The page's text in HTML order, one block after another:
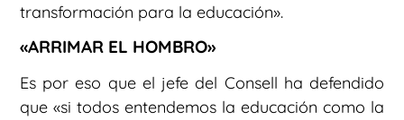
transformación para la educación».
«ARRIMAR EL HOMBRO»
Es por eso que el jefe del Consell ha defendido
que «si todos entendemos la educación como la